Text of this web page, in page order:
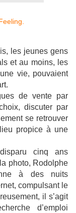
les jeunes gens
et au moins, les
vie, pouvaient
de vente par
discuter par
se retrouver
propice à une
cinq ans
photo, Rodolphe
à des nuits
compulsant le
il s’agit
d’emploi